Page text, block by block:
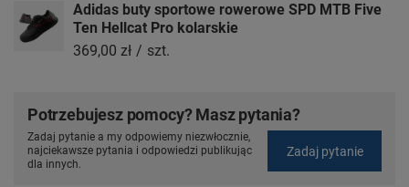
Adidas buty sportowe rowerowe SPD MTB Five
Ten Hellcat Pro kolarskie
369,00 zł / szt.
Potrzebujesz pomocy? Masz pytania?
Zadaj pytanie a my odpowiemy niezwłocznie,
najciekawsze pytania i odpowiedzi publikując
dla innych.
Zadaj pytanie